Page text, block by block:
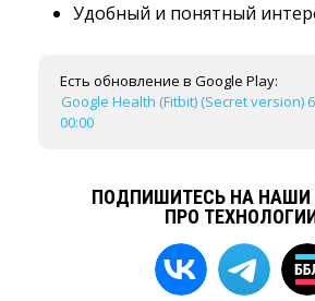
Удобный и понятный
Есть обновление в Google Play:
Google Health (Fitbit) (Secret version)
00:00
ПОДПИШИТЕСЬ НА НАШИ
ПРО